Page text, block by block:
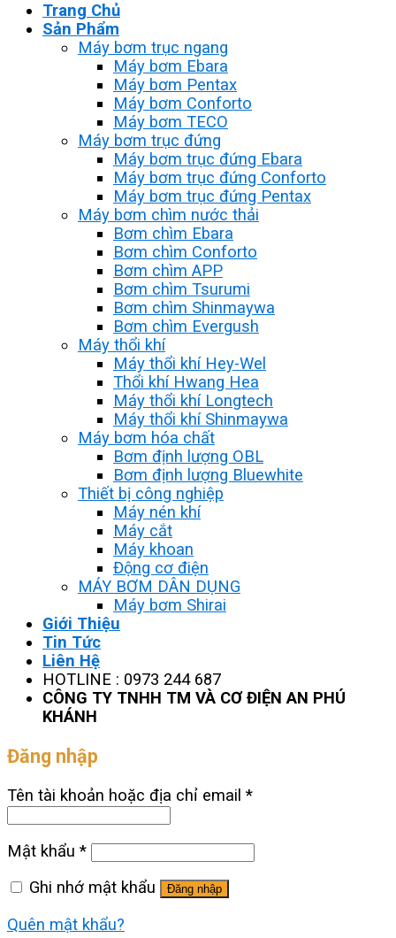
Trang Chủ
Sản Phẩm
Máy bơm trục ngang
Máy bơm Ebara
Máy bơm Pentax
Máy bơm Conforto
Máy bơm TECO
Máy bơm trục đứng
Máy bơm trục đứng Ebara
Máy bơm trục đứng Conforto
Máy bơm trục đứng Pentax
Máy bơm chìm nước thải
Bơm chìm Ebara
Bơm chìm Conforto
Bơm chìm APP
Bơm chìm Tsurumi
Bơm chìm Shinmaywa
Bơm chìm Evergush
Máy thổi khí
Máy thổi khí Hey-Wel
Thổi khí Hwang Hea
Máy thổi khí Longtech
Máy thổi khí Shinmaywa
Máy bơm hóa chất
Bơm định lượng OBL
Bơm định lượng Bluewhite
Thiết bị công nghiệp
Máy nén khí
Máy cắt
Máy khoan
Động cơ điện
MÁY BƠM DÂN DỤNG
Máy bơm Shirai
Giới Thiệu
Tin Tức
Liên Hệ
HOTLINE : 0973 244 687
CÔNG TY TNHH TM VÀ CƠ ĐIỆN AN PHÚ
KHÁNH
Đăng nhập
Tên tài khoản hoặc địa chỉ email *
Mật khẩu *
Ghi nhớ mật khẩu
Đăng nhập
Quên mật khẩu?